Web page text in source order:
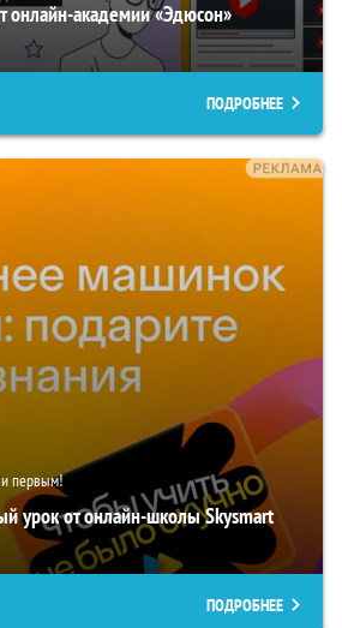
онлайн-академии «Эдюсон»
ПОДРОБНЕЕ
первым!
урок от онлайн-школы Skysmart
ПОДРОБНЕЕ